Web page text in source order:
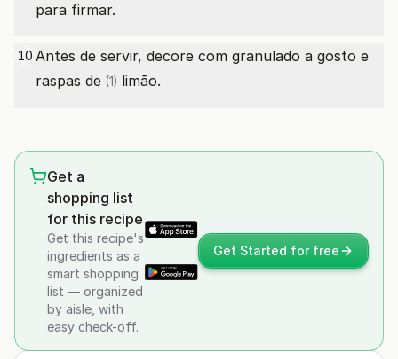
para firmar.
10 Antes de servir, decore com granulado a gosto e
raspas de (1) limão.
Get a
shopping list
for this recipe
Get this recipe's
ingredients as a
smart shopping
list — organized
by aisle, with
easy check-off.
Get Started for free